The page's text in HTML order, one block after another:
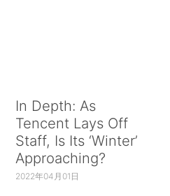
In Depth: As
Tencent Lays Off
Staff, Is Its ‘Winter’
Approaching?
2022年04月01日